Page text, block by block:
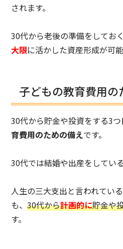
されます。
30代から老後の準備をしてお
大限に活かした資産形成が可能
子どもの教育費用の
30代から貯金や投資をする3
育費用のための備えです。
30代では結婚や出産をしてい
人生の三大支出と言われてい
も、30代から計画的に貯金や
す。